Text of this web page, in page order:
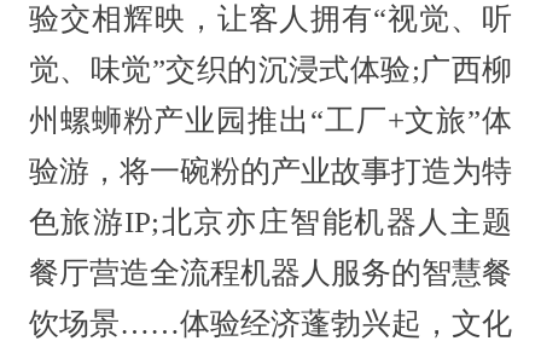
验交相辉映，让客人拥有“视觉、听
觉、味觉”交织的沉浸式体验;广西柳
州螺蛳粉产业园推出“工厂+文旅”体
验游，将一碗粉的产业故事打造为特
色旅游IP;北京亦庄智能机器人主题
餐厅营造全流程机器人服务的智慧餐
饮场景……体验经济蓬勃兴起，文化